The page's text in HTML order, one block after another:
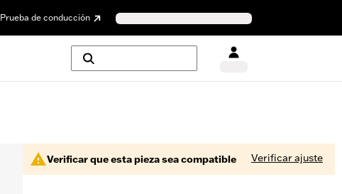
Prueba de conducción
Verificar que esta pieza sea compatible Verificar ajuste